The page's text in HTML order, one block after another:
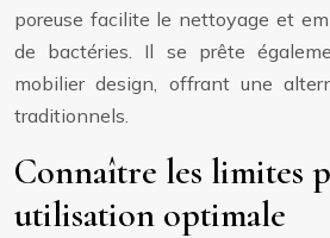
poreuse facilite le nettoyage et
de bactéries. Il se prête
mobilier design, offrant une
traditionnels.
Connaître les limites
utilisation optimale